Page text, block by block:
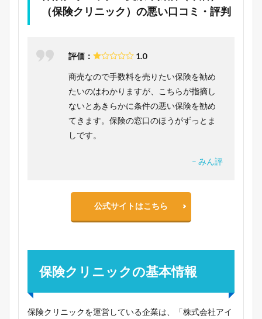
（保険クリニック）の悪い口コミ・評判
評価： 1.0
商売なので手数料を売りたい保険を勧め
たいのはわかりますが、こちらが指摘し
ないとあきらかに条件の悪い保険を勧め
てきます。保険の窓口のほうがずっとま
しです。
– みん評
公式サイトはこちら
保険クリニックの基本情報
保険クリニックを運営している企業は、「株式会社アイ